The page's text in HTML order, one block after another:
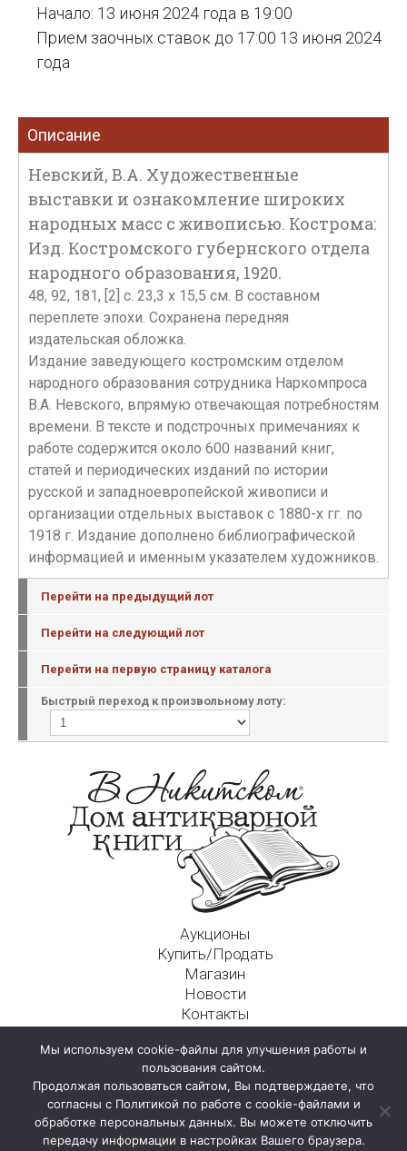
Начало: 13 июня 2024 года в 19:00
Прием заочных ставок до 17:00 13 июня 2024
года
Описание
Невский, В.А. Художественные
выставки и ознакомление широких
народных масс с живописью. Кострома:
Изд. Костромского губернского отдела
народного образования, 1920.
48, 92, 181, [2] с. 23,3 х 15,5 см. В составном
переплете эпохи. Сохранена передняя
издательская обложка.
Издание заведующего костромским отделом
народного образования сотрудника Наркомпроса
В.А. Невского, впрямую отвечающая потребностям
времени. В тексте и подстрочных примечаниях к
работе содержится около 600 названий книг,
статей и периодических изданий по истории
русской и западноевропейской живописи и
организации отдельных выставок с 1880-х гг. по
1918 г. Издание дополнено библиографической
информацией и именным указателем художников.
Перейти на предыдущий лот
Перейти на следующий лот
Перейти на первую страницу каталога
Быстрый переход к произвольному лоту:
Аукционы
Купить/Продать
Магазин
Новости
Контакты
125009, г. Москва, Никитский пер., д. 4а, стр. 1
Мы используем cookie-файлы для улучшения работы и
пользования сайтом.
Продолжая пользоваться сайтом, Вы подтверждаете, что
согласны с Политикой по работе с cookie-файлами и
обработке персональных данных. Вы можете отключить
передачу информации в настройках Вашего браузера.